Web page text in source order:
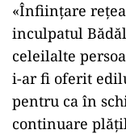
«Înfiinţare
inculpatul
celeilalte
i-ar fi oferit
pentru ca în
continuare